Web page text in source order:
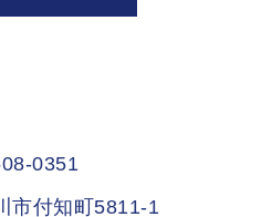
0351
市付知町5811-1